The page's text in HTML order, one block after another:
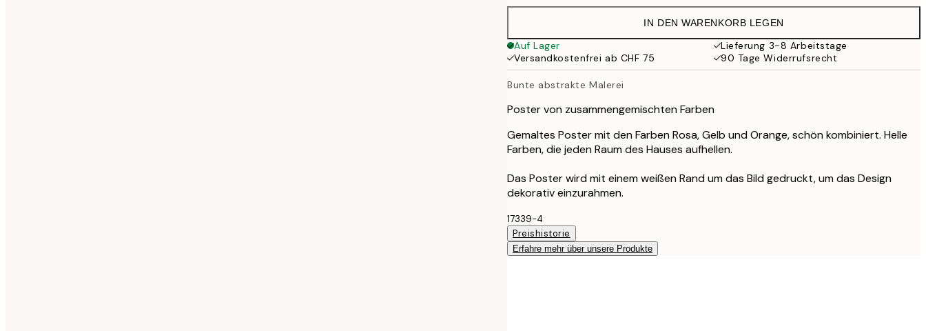
CHF 29.45
CHF 49
70x100 cm
CHF 65.45
IN DEN WARENKORB LEGEN
Auf Lager
Lieferung 3-8 Arbeitstage
Versandkostenfrei ab CHF 75
90 Tage Widerrufsrecht
Bunte abstrakte Malerei
Poster von zusammengemischten Farben
Gemaltes Poster mit den Farben Rosa, Gelb und Orange, schön kombiniert. Helle
Farben, die jeden Raum des Hauses aufhellen.
Das Poster wird mit einem weißen Rand um das Bild gedruckt, um das Design
dekorativ einzurahmen.
17339-4
Preishistorie
Erfahre mehr über unsere Produkte